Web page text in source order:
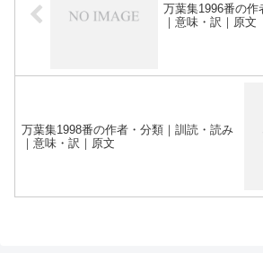
万葉集1996番の
｜意味・訳｜原文
万葉集1998番の作者・分類｜訓読・読み
｜意味・訳｜原文